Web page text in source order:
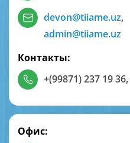
devon@tiiame.uz,
admin@tiiame.uz
Контакты:
+(99871) 237 19 36,
Офис: